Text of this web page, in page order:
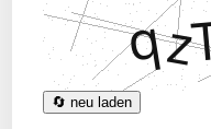
🔄 neu laden